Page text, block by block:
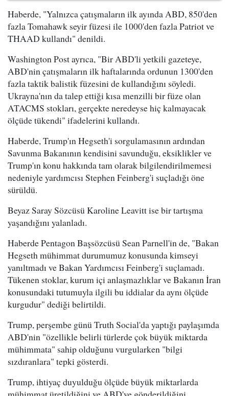
Haberde, "Yalnızca çatışmaların ilk ayında ABD, 850'den
fazla Tomahawk seyir füzesi ile 1000'den fazla Patriot ve
THAAD kullandı" denildi.
Washington Post ayrıca, "Bir ABD'li yetkili gazeteye,
ABD'nin çatışmaların ilk haftalarında ordunun 1300'den
fazla taktik balistik füzesini de kullandığını söyledi.
Ukrayna'nın da talep ettiği kısa menzilli bir füze olan
ATACMS stokları, gerçekte neredeyse hiç kalmayacak
ölçüde tükendi" ifadelerini kullandı.
Haberde, Trump'ın Hegseth'i sorgulamasının ardından
Savunma Bakanının kendisini savunduğu, eksiklikler ve
Trump'ın konu hakkında tam olarak bilgilendirilmemesi
nedeniyle yardımcısı Stephen Feinberg'i suçladığı öne
sürüldü.
Beyaz Saray Sözcüsü Karoline Leavitt ise bir tartışma
yaşandığını yalanladı.
Haberde Pentagon Başsözcüsü Sean Parnell'in de, "Bakan
Hegseth mühimmat durumumuz konusunda kimseyi
yanıltmadı ve Bakan Yardımcısı Feinberg'i suçlamadı.
Tükenen stoklar, kurum içi anlaşmazlıklar ve Bakanın İran
konusundaki tutumuyla ilgili bu iddialar da aynı ölçüde
kurgudur" dediği belirtildi.
Trump, perşembe günü Truth Social'da yaptığı paylaşımda
ABD'nin "özellikle belirli türlerde çok büyük miktarda
mühimmata" sahip olduğunu vurgularken "bilgi
sızdıranlara" tepki gösterdi.
Trump, ihtiyaç duyulduğu ölçüde büyük miktarlarda